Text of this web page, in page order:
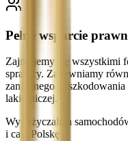
Pełne wsparcie
Zajmujemy się wszystkimi
sprawcy. Zapewniamy
zaniżonego
lakierniczej.
Wypożyczalnia
i całą Polskę